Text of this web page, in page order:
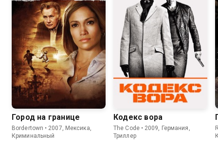
Город на границе
Bordertown • 2007, Мексика,
Криминальный
Кодекс вора
The Code • 2009, Германия,
Триллер